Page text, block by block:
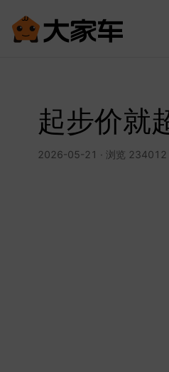
起步价就
2026-05-21 · 浏览 234012